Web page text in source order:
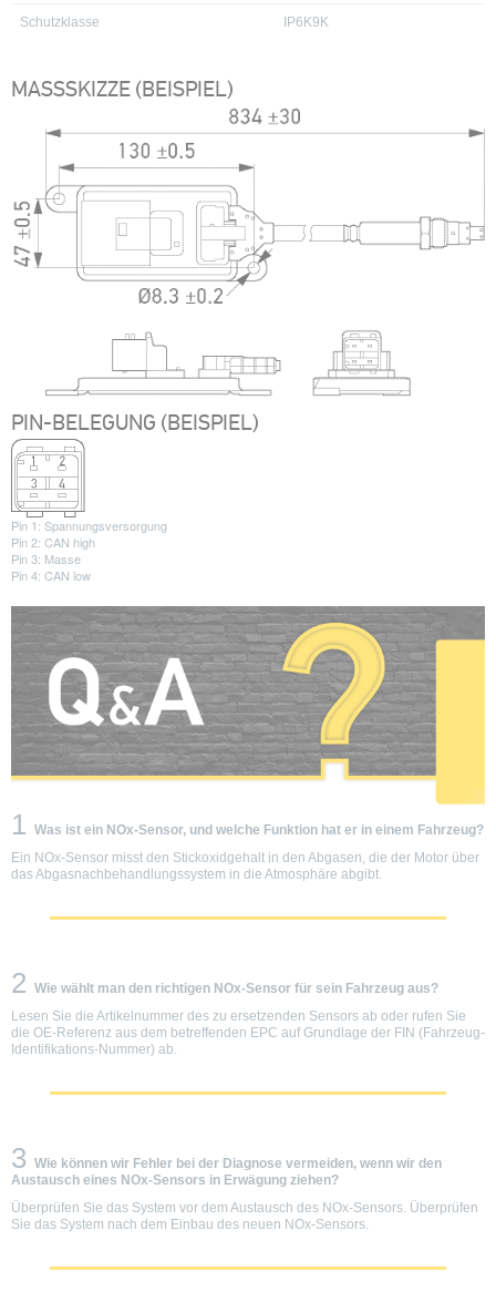
Schutzklasse IP6K9K
MASSSKIZZE (BEISPIEL)
PIN-BELEGUNG (BEISPIEL)
Pin 1: Spannungsversorgung
Pin 2: CAN high
Pin 3: Masse
Pin 4: CAN low
1 Was ist ein NOx-Sensor, und welche Funktion hat er in einem Fahrzeug?
Ein NOx-Sensor misst den Stickoxidgehalt in den Abgasen, die der Motor über
das Abgasnachbehandlungssystem in die Atmosphäre abgibt.
2 Wie wählt man den richtigen NOx-Sensor für sein Fahrzeug aus?
Lesen Sie die Artikelnummer des zu ersetzenden Sensors ab oder rufen Sie
die OE-Referenz aus dem betreffenden EPC auf Grundlage der FIN (Fahrzeug-
Identifikations-Nummer) ab.
3 Wie können wir Fehler bei der Diagnose vermeiden, wenn wir den
Austausch eines NOx-Sensors in Erwägung ziehen?
Überprüfen Sie das System vor dem Austausch des NOx-Sensors. Überprüfen
Sie das System nach dem Einbau des neuen NOx-Sensors.